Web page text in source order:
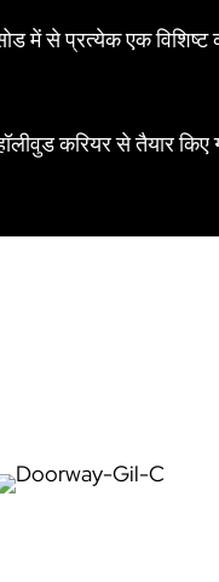
में से प्रत्येक एक
करियर से तैयार किए